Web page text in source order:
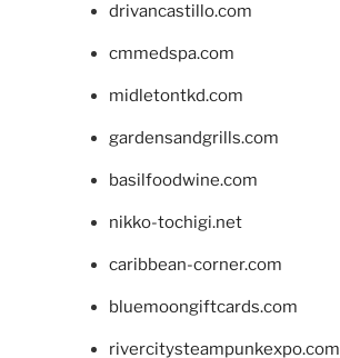
drivancastillo.com
cmmedspa.com
midletontkd.com
gardensandgrills.com
basilfoodwine.com
nikko-tochigi.net
caribbean-corner.com
bluemoongiftcards.com
rivercitysteampunkexpo.com